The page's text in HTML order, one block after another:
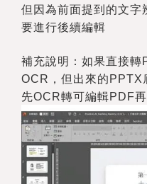
但因為前面提到的文
要進行後續編輯
補充說明：如果直接轉
OCR，但出來的PPTX
先OCR轉可編輯PDF